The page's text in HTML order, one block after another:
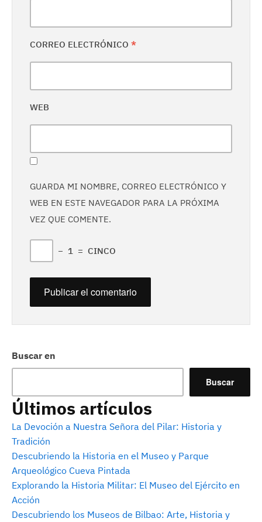
Buscar en
Buscar
Últimos artículos
La Devoción a Nuestra Señora del Pilar: Historia y
Tradición
Descubriendo la Historia en el Museo y Parque
Arqueológico Cueva Pintada
Explorando la Historia Militar: El Museo del Ejército en
Acción
Descubriendo los Museos de Bilbao: Arte, Historia y
CORREO ELECTRÓNICO *
WEB
GUARDA MI NOMBRE, CORREO ELECTRÓNICO Y
WEB EN ESTE NAVEGADOR PARA LA PRÓXIMA
VEZ QUE COMENTE.
− 1 = CINCO